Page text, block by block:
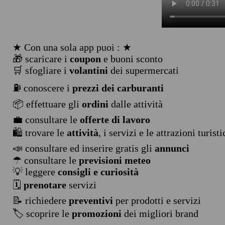
★ Con una sola app puoi : ★
🎁 scaricare i coupon e buoni sconto
🛒 sfogliare i volantini dei supermercati
⛽ conoscere i prezzi dei carburanti
📦 effettuare gli ordini dalle attività
💼 consultare le offerte di lavoro
🛍️ trovare le attività, i servizi e le attrazioni
📣 consultare ed inserire gratis gli annunci
☂ consultare le previsioni meteo
💡 leggere consigli e curiosità
🗓️ prenotareservizi
📝 richiedere preventivi per prodotti e servizi
🏷️ scoprire le promozioni dei migliori brand